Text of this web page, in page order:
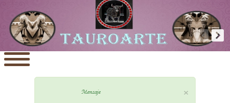
×
Mensaje